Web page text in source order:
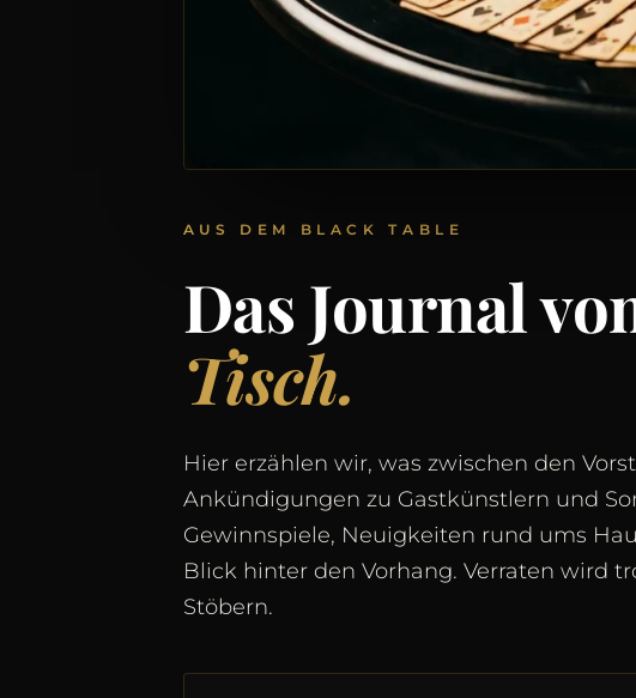
AUS DEM BLACK TABLE
Das Journal
Tisch.
Hier erzählen wir, was zwischen den
Ankündigungen zu Gastkünstlern und
Gewinnspiele, Neuigkeiten rund ums
Blick hinter den Vorhang. Verraten wird
Stöbern.